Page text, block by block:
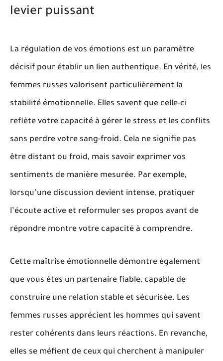
levier puissant
La régulation de vos émotions est un paramètre
décisif pour établir un lien authentique. En vérité, les
femmes russes valorisent particulièrement la
stabilité émotionnelle. Elles savent que celle-ci
reflète votre capacité à gérer le stress et les conflits
sans perdre votre sang-froid. Cela ne signifie pas
être distant ou froid, mais savoir exprimer vos
sentiments de manière mesurée. Par exemple,
lorsqu’une discussion devient intense, pratiquer
l’écoute active et reformuler ses propos avant de
répondre montre votre capacité à comprendre.
Cette maîtrise émotionnelle démontre également
que vous êtes un partenaire fiable, capable de
construire une relation stable et sécurisée. Les
femmes russes apprécient les hommes qui savent
rester cohérents dans leurs réactions. En revanche,
elles se méfient de ceux qui cherchent à manipuler